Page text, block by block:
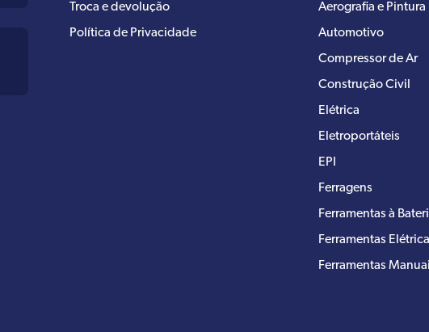
Troca e devolução
Política de Privacidade
Aerografia e Pintura
Automotivo
Compressor de Ar
Construção Civil
Elétrica
Eletroportáteis
EPI
Ferragens
Ferramentas à
Ferramentas
Ferramentas